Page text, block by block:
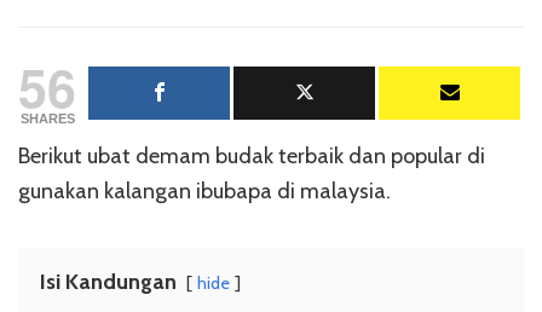
56
SHARES
Berikut ubat demam budak terbaik dan popular di
gunakan kalangan ibubapa di malaysia.
Isi Kandungan hide